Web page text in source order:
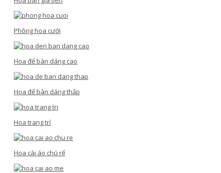
Phông hoa cưới
Hoa để bàn dáng cao
Hoa để bàn dáng thấp
Hoa trang trí
Hoa cài áo chú rể